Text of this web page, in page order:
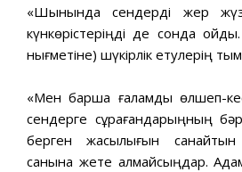
«Шынында сендерді жер
күнкөрістеріңді де сонда
нығметіне) шүкірлік етулерің
«Мен барша ғаламды өлшеп-
сендерге сұрағандарыңның
берген жақсылығын
санына жете алмайсыңдар.